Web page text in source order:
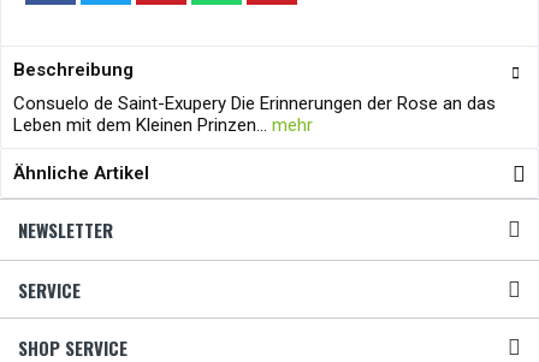
Beschreibung
Consuelo de Saint-Exupery Die Erinnerungen der Rose an das
Leben mit dem Kleinen Prinzen... mehr
Ähnliche Artikel
NEWSLETTER
SERVICE
SHOP SERVICE